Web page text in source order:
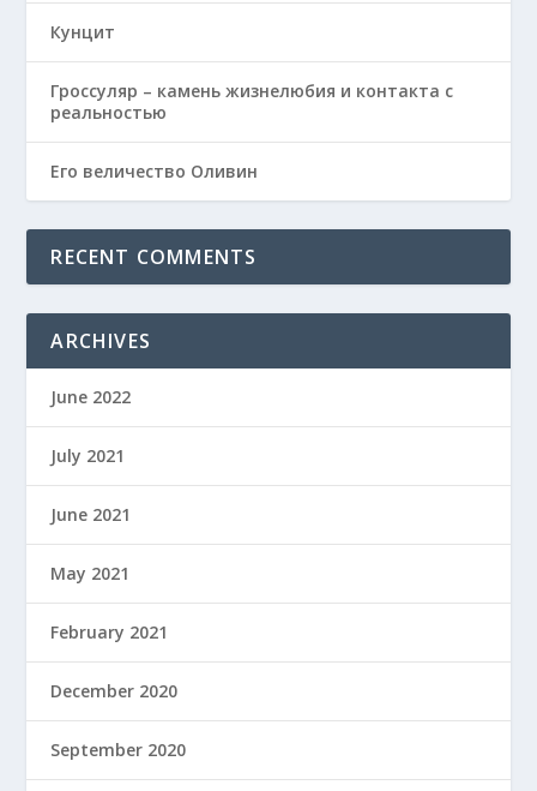
Кунцит
Гроссуляр – камень жизнелюбия и контакта с
реальностью
Его величество Оливин
RECENT COMMENTS
ARCHIVES
June 2022
July 2021
June 2021
May 2021
February 2021
December 2020
September 2020